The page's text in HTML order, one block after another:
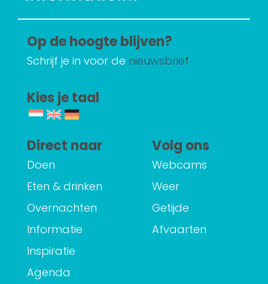
Op de hoogte blijven?
Schrijf je in voor de nieuwsbrief
Kies je taal
Direct naar
Doen
Eten & drinken
Overnachten
Informatie
Inspiratie
Agenda
Volg ons
Webcams
Weer
Getijde
Afvaarten